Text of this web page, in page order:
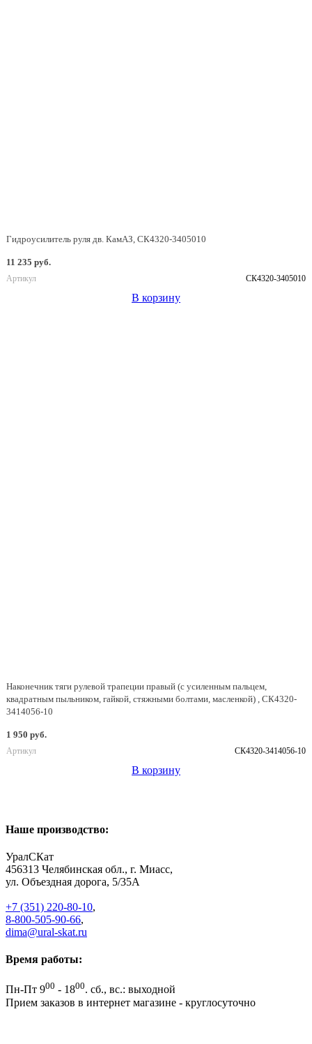
Гидроусилитель руля дв. КамАЗ, СК4320-3405010
11 235 руб.
Артикул СК4320-3405010
В корзину
Наконечник тяги рулевой трапеции правый (с усиленным пальцем,
квадратным пыльником, гайкой, стяжными болтами, масленкой) , СК4320-
3414056-10
1 950 руб.
Артикул СК4320-3414056-10
В корзину
Наше производство:
УралСКат
456313 Челябинская обл., г. Миасс,
ул. Объездная дорога, 5/35А
+7 (351) 220-80-10,
8-800-505-90-66,
dima@ural-skat.ru
Время работы:
Пн-Пт 900 - 1800. сб., вс.: выходной
Прием заказов в интернет магазине - круглосуточно